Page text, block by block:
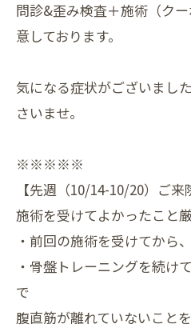
問診&歪み検査＋施術（ク
意しております。
気になる症状がございまし
さいませ。
※※※※※
【先週（10/14-10/20）ご
施術を受けてよかったこと厳
・前回の施術を受けてから
・骨盤トレーニングを続け
で
腹直筋が離れていないこと